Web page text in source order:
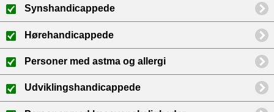
Synshandicappede
Hørehandicappede
Personer med astma og allergi
Udviklingshandicappede